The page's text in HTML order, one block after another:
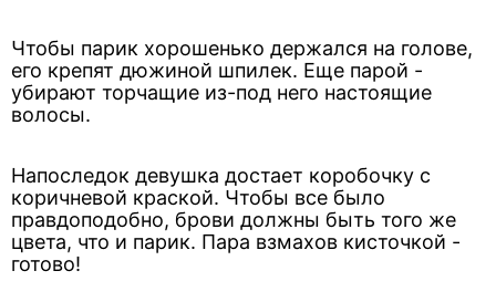
Чтобы парик хорошенько держался на голове,
его крепят дюжиной шпилек. Еще парой -
убирают торчащие из-под него настоящие
волосы.
Напоследок девушка достает коробочку с
коричневой краской. Чтобы все было
правдоподобно, брови должны быть того же
цвета, что и парик. Пара взмахов кисточкой -
готово!